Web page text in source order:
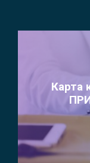
Карта